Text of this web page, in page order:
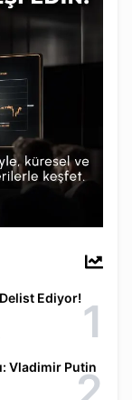
Ediyor! 1
Vladimir Putin